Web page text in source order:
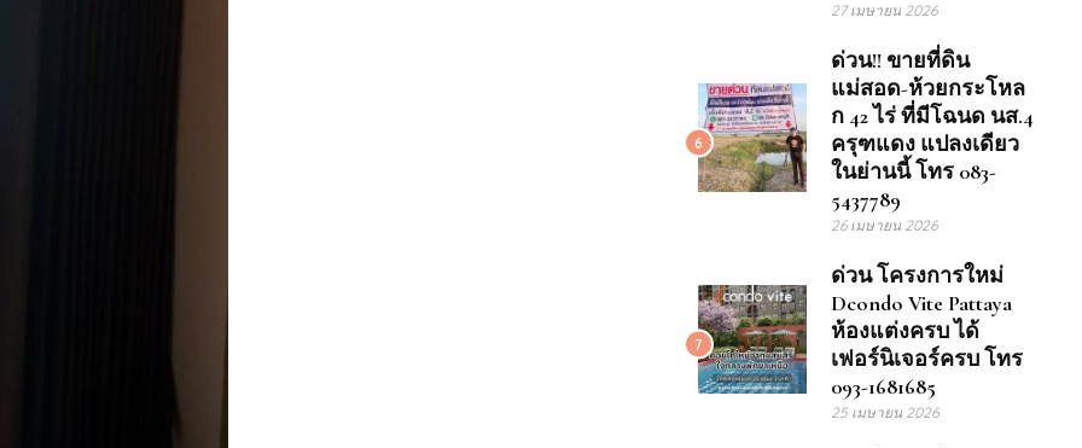
27 เมษายน 2026
6
ด่วน!! ขายที่ดิน
แม่สอด-ห้วยกระโหล
ก 42 ไร่ ที่มีโฉนด นส.4
ครุฑแดง แปลงเดียว
ในย่านนี้ โทร 083-
5437789
26 เมษายน 2026
7
ด่วน โครงการใหม่
Dcondo Vite Pattaya
ห้องแต่งครบ ได้
เฟอร์นิเจอร์ครบ โทร
093-1681685
25 เมษายน 2026